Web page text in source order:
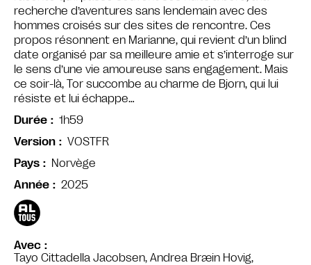
Avec
Tayo Cittadella Jacobsen, Andrea Bræin Hovig,
recherche d’aventures sans lendemain avec des
hommes croisés sur des sites de rencontre. Ces
propos résonnent en Marianne, qui revient d’un blind
date organisé par sa meilleure amie et s’interroge sur
le sens d’une vie amoureuse sans engagement. Mais
ce soir-là, Tor succombe au charme de Bjorn, qui lui
résiste et lui échappe…
Durée
1h59
Version
VOSTFR
Pays
Norvège
Année
2025